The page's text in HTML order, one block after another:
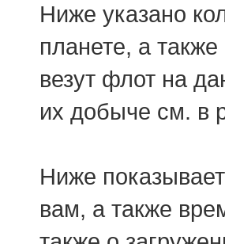
Ниже указано
планете, а
везут флот на
их добыче см. в
Ниже
вам, а также